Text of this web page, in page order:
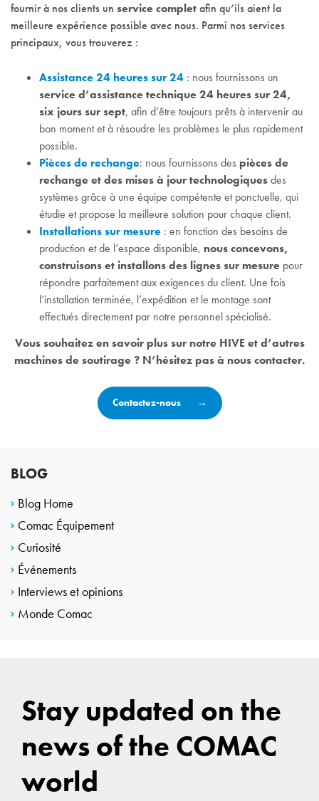
BLOG
Blog Home
Comac Équipement
Curiosité
Événements
Interviews et opinions
Monde Comac
fournir à nos clients un service completafin qu’ils aient la
meilleure expérience possible avec nous. Parmi nos services
principaux, vous trouverez :
Assistance 24 heures sur 24 : nous fournissons un
service d’assistance technique 24 heures sur 24,
six jours sur sept, afin d’être toujours prêts à intervenir au
bon moment et à résoudre les problèmes le plus rapidement
possible.
Pièces de rechange: nous fournissons des pièces de
rechange et des mises à jour technologiquesdes
systèmes grâce à une équipe compétente et ponctuelle, qui
étudie et propose la meilleure solution pour chaque client.
Installations sur mesure : en fonction des besoins de
production et de l’espace disponible, nous concevons,
construisons et installons des lignes sur mesure pour
répondre parfaitement aux exigences du client. Une fois
l’installation terminée, l’expédition et le montage sont
effectués directement par notre personnel spécialisé.
Vous souhaitez en savoir plus sur notre HIVE et d’autres
machines de soutirage ? N’hésitez pas à nous contacter.
Contactez-nous
Stay updated on the
news of the COMAC
world